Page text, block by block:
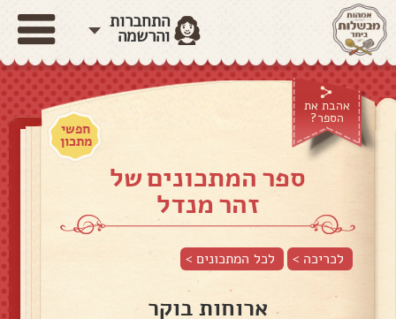
התחברות
והרשמה
אהבת את
הספר?
חפשי
מתכון
ספר המתכונים של
זהר מנדל
לכריכה > לכל המתכונים >
ארוחות בוקר